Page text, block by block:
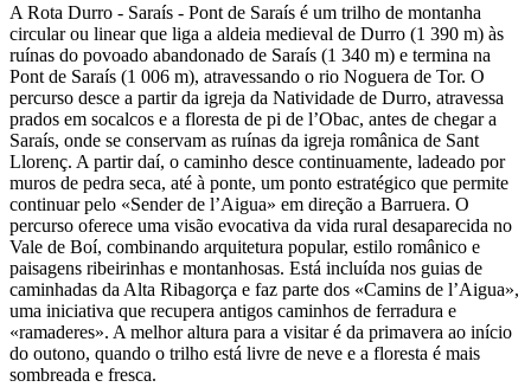
A Rota Durro - Saraís - Pont de Saraís é um trilho de montanha
circular ou linear que liga a aldeia medieval de Durro (1 390 m) às
ruínas do povoado abandonado de Saraís (1 340 m) e termina na
Pont de Saraís (1 006 m), atravessando o rio Noguera de Tor. O
percurso desce a partir da igreja da Natividade de Durro, atravessa
prados em socalcos e a floresta de pi de l’Obac, antes de chegar a
Saraís, onde se conservam as ruínas da igreja românica de Sant
Llorenç. A partir daí, o caminho desce continuamente, ladeado por
muros de pedra seca, até à ponte, um ponto estratégico que permite
continuar pelo «Sender de l’Aigua» em direção a Barruera. O
percurso oferece uma visão evocativa da vida rural desaparecida no
Vale de Boí, combinando arquitetura popular, estilo românico e
paisagens ribeirinhas e montanhosas. Está incluída nos guias de
caminhadas da Alta Ribagorça e faz parte dos «Camins de l’Aigua»,
uma iniciativa que recupera antigos caminhos de ferradura e
«ramaderes». A melhor altura para a visitar é da primavera ao início
do outono, quando o trilho está livre de neve e a floresta é mais
sombreada e fresca.